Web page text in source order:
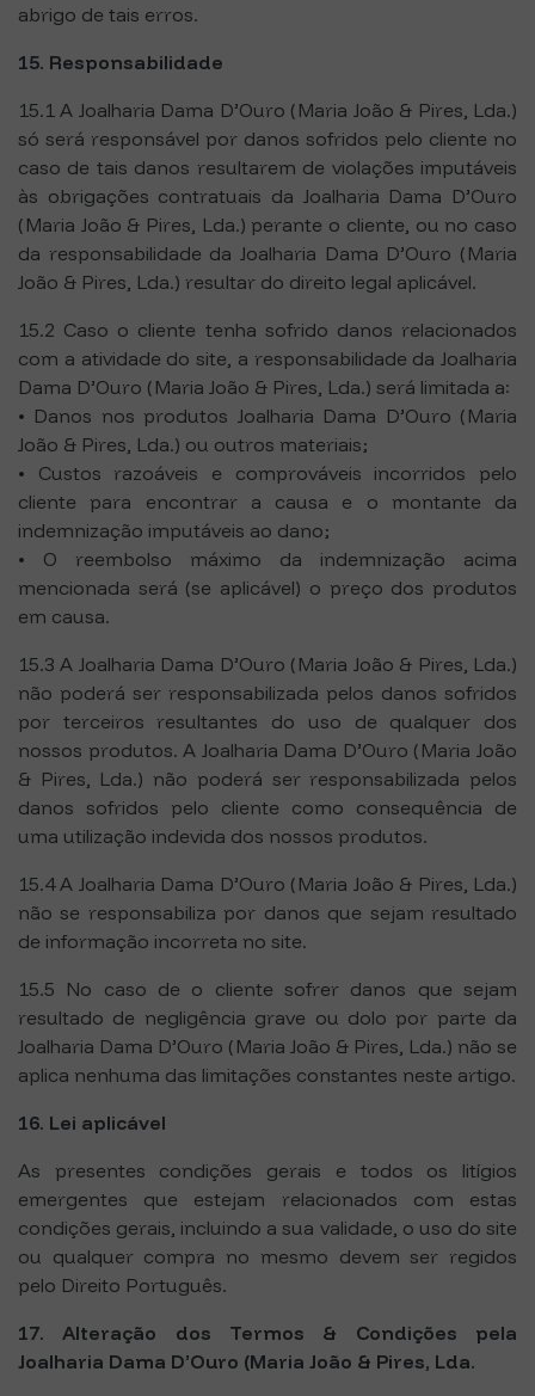
abrigo de tais erros.
15. Responsabilidade
15.1 A Joalharia Dama D’Ouro (Maria João & Pires, Lda.)
só será responsável por danos sofridos pelo cliente no
caso de tais danos resultarem de violações imputáveis
às obrigações contratuais da Joalharia Dama D’Ouro
(Maria João & Pires, Lda.) perante o cliente, ou no caso
da responsabilidade da Joalharia Dama D’Ouro (Maria
João & Pires, Lda.) resultar do direito legal aplicável.
15.2 Caso o cliente tenha sofrido danos relacionados
com a atividade do site, a responsabilidade da Joalharia
Dama D’Ouro (Maria João & Pires, Lda.) será limitada a:
• Danos nos produtos Joalharia Dama D’Ouro (Maria
João & Pires, Lda.) ou outros materiais;
• Custos razoáveis e comprováveis incorridos pelo
cliente para encontrar a causa e o montante da
indemnização imputáveis ao dano;
• O reembolso máximo da indemnização acima
mencionada será (se aplicável) o preço dos produtos
em causa.
15.3 A Joalharia Dama D’Ouro (Maria João & Pires, Lda.)
não poderá ser responsabilizada pelos danos sofridos
por terceiros resultantes do uso de qualquer dos
nossos produtos. A Joalharia Dama D’Ouro (Maria João
& Pires, Lda.) não poderá ser responsabilizada pelos
danos sofridos pelo cliente como consequência de
uma utilização indevida dos nossos produtos.
15.4 A Joalharia Dama D’Ouro (Maria João & Pires, Lda.)
não se responsabiliza por danos que sejam resultado
de informação incorreta no site.
15.5 No caso de o cliente sofrer danos que sejam
resultado de negligência grave ou dolo por parte da
Joalharia Dama D’Ouro (Maria João & Pires, Lda.) não se
aplica nenhuma das limitações constantes neste artigo.
16. Lei aplicável
As presentes condições gerais e todos os litígios
emergentes que estejam relacionados com estas
condições gerais, incluindo a sua validade, o uso do site
ou qualquer compra no mesmo devem ser regidos
pelo Direito Português.
17. Alteração dos Termos & Condições pela
Joalharia Dama D’Ouro (Maria João & Pires, Lda.